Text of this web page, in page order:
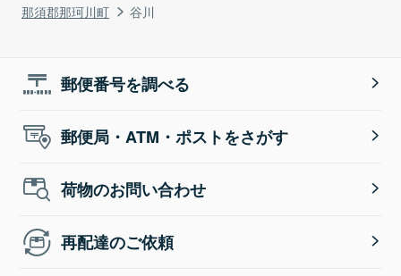
那須郡那珂川町
谷川
郵便番号を調べる
郵便局・ATM・ポストをさがす
荷物のお問い合わせ
再配達のご依頼